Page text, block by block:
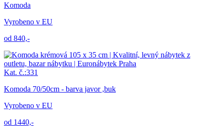
Komoda
Vyrobeno v EU
od 840,-
Kat. č.:331
Komoda 70/50cm - barva javor ,buk
Vyrobeno v EU
od 1440,-